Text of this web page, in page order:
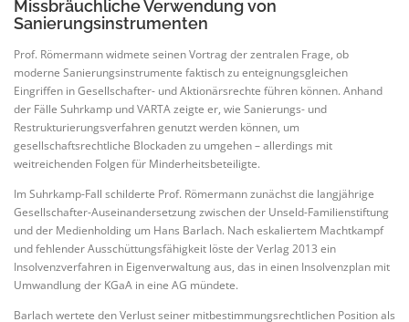
Missbräuchliche Verwendung von
Sanierungsinstrumenten
Prof. Römermann widmete seinen Vortrag der zentralen Frage, ob
moderne Sanierungsinstrumente faktisch zu enteignungsgleichen
Eingriffen in Gesellschafter- und Aktionärsrechte führen können. Anhand
der Fälle Suhrkamp und VARTA zeigte er, wie Sanierungs- und
Restrukturierungsverfahren genutzt werden können, um
gesellschaftsrechtliche Blockaden zu umgehen – allerdings mit
weitreichenden Folgen für Minderheitsbeteiligte.
Im Suhrkamp-Fall schilderte Prof. Römermann zunächst die langjährige
Gesellschafter-Auseinandersetzung zwischen der Unseld-Familienstiftung
und der Medienholding um Hans Barlach. Nach eskaliertem Machtkampf
und fehlender Ausschüttungsfähigkeit löste der Verlag 2013 ein
Insolvenzverfahren in Eigenverwaltung aus, das in einen Insolvenzplan mit
Umwandlung der KGaA in eine AG mündete.
Barlach wertete den Verlust seiner mitbestimmungsrechtlichen Position als